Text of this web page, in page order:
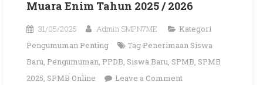
Muara Enim Tahun 2025 / 2026
31/05/2025 Admin SMPN7ME
Kategori
Pengumuman Penting
Tag Penerimaan Siswa
Baru, Pengumuman, PPDB, Siswa Baru, SPMB, SPMB
2025, SPMB Online Leave a Commenton